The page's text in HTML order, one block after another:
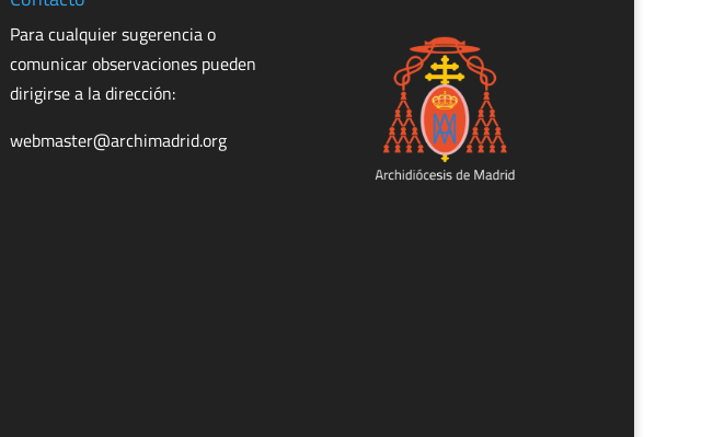
Para cualquier sugerencia o
comunicar observaciones pueden
dirigirse a la dirección:
webmaster@archimadrid.org